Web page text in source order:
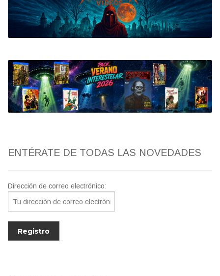
Bluray
Clasificada S
artwork
fantaterror
Jesús Franco
ENTÉRATE DE TODAS LAS NOVEDADES
Dirección de correo electrónico: